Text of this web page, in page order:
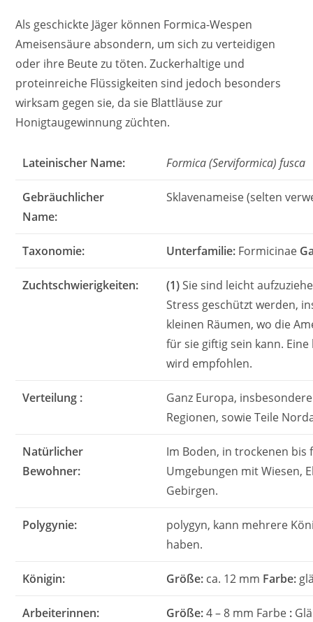
Als geschickte Jäger können Formica-Wespen
Ameisensäure absondern, um sich zu verteidigen
oder ihre Beute zu töten. Zuckerhaltige und
proteinreiche Flüssigkeiten sind jedoch besonders
wirksam gegen sie, da sie Blattläuse zur
Honigtaugewinnung züchten.
Lateinischer Name: Formica (Serviformica) fusca
Gebräuchlicher
Name:
Sklavenameise (selten
Taxonomie: Unterfamilie: Formicinae
Zuchtschwierigkeiten: (1)Sie sind leicht
Stress geschützt werden,
kleinen Räumen, wo die
für sie giftig sein kann.
wird empfohlen.
Verteilung :
Ganz Europa,
Regionen, sowie Teile
Natürlicher
Bewohner:
Im Boden, in trockenen bis
Umgebungen mit Wiesen,
Gebirgen.
Polygynie:
polygyn, kann mehrere
haben.
Königin: Größe: ca. 12 mm Farbe:
Arbeiterinnen: Größe:4 – 8 mm Farbe :